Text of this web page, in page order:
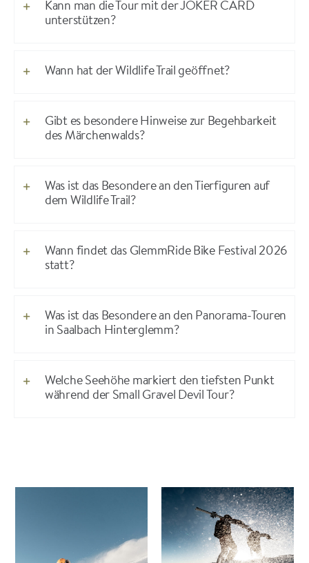
Kann man die Tour mit der JOKER CARD
unterstützen?
Wann hat der Wildlife Trail geöffnet?
Gibt es besondere Hinweise zur Begehbarkeit
des Märchenwalds?
Was ist das Besondere an den Tierfiguren auf
dem Wildlife Trail?
Wann findet das GlemmRide Bike Festival 2026
statt?
Was ist das Besondere an den Panorama-Touren
in Saalbach Hinterglemm?
Welche Seehöhe markiert den tiefsten Punkt
während der Small Gravel Devil Tour?